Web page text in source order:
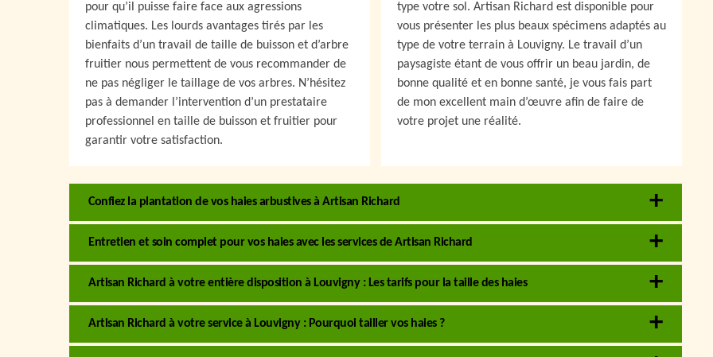
pour qu’il puisse faire face aux agressions
climatiques. Les lourds avantages tirés par les
bienfaits d’un travail de taille de buisson et d’arbre
fruitier nous permettent de vous recommander de
ne pas négliger le taillage de vos arbres. N’hésitez
pas à demander l’intervention d’un prestataire
professionnel en taille de buisson et fruitier pour
garantir votre satisfaction.
type votre sol. Artisan Richard est disponible pour
vous présenter les plus beaux spécimens adaptés au
type de votre terrain à Louvigny. Le travail d’un
paysagiste étant de vous offrir un beau jardin, de
bonne qualité et en bonne santé, je vous fais part
de mon excellent main d’œuvre afin de faire de
votre projet une réalité.
Confiez la plantation de vos haies arbustives à Artisan Richard
Entretien et soin complet pour vos haies avec les services de Artisan Richard
Artisan Richard à votre entière disposition à Louvigny : Les tarifs pour la taille des haies
Artisan Richard à votre service à Louvigny : Pourquoi tailler vos haies ?